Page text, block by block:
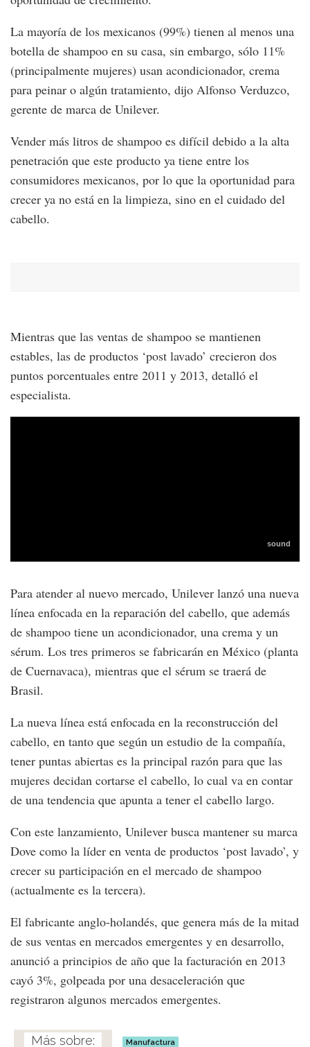
La mayoría de los mexicanos (99%) tienen al menos una
botella de shampoo en su casa, sin embargo, sólo 11%
(principalmente mujeres) usan acondicionador, crema
para peinar o algún tratamiento, dijo Alfonso Verduzco,
gerente de marca de Unilever.
Vender más litros de shampoo es difícil debido a la alta
penetración que este producto ya tiene entre los
consumidores mexicanos, por lo que la oportunidad para
crecer ya no está en la limpieza, sino en el cuidado del
cabello.
Mientras que las ventas de shampoo se mantienen
estables, las de productos ‘post lavado’ crecieron dos
puntos porcentuales entre 2011 y 2013, detalló el
especialista.
Para atender al nuevo mercado, Unilever lanzó una nueva
línea enfocada en la reparación del cabello, que además
de shampoo tiene un acondicionador, una crema y un
sérum. Los tres primeros se fabricarán en México (planta
de Cuernavaca), mientras que el sérum se traerá de
Brasil.
La nueva línea está enfocada en la reconstrucción del
cabello, en tanto que según un estudio de la compañía,
tener puntas abiertas es la principal razón para que las
mujeres decidan cortarse el cabello, lo cual va en contar
de una tendencia que apunta a tener el cabello largo.
Con este lanzamiento, Unilever busca mantener su marca
Dove como la líder en venta de productos ‘post lavado’, y
crecer su participación en el mercado de shampoo
(actualmente es la tercera).
El fabricante anglo-holandés, que genera más de la mitad
de sus ventas en mercados emergentes y en desarrollo,
anunció a principios de año que la facturación en 2013
cayó 3%, golpeada por una desaceleración que
registraron algunos mercados emergentes.
Manufactura